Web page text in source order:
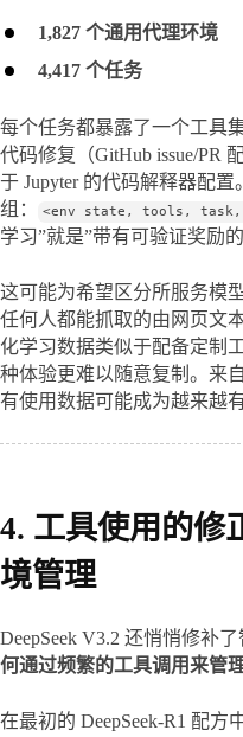
1,827 个通用代理环境
4,417 个任务
每个任务都暴露了一个工具
代码修复（GitHub issue/PR
于 Jupyter 的代码解释器配
组：
<env state, tools,
学习”就是”带有可验证奖励的
这可能为希望区分所服务模
任何人都能抓取的由网页文
化学习数据类似于配备定制
种体验更难以随意复制。来
有使用数据可能成为越来越
4. 工具使用的修
境管理
DeepSeek V3.2 还悄悄修补
何通过频繁的工具调用来管
在最初的 DeepSeek-R1 配